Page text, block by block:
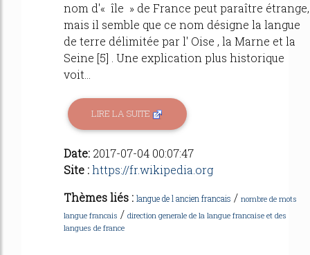
nom d'« île » de France peut paraître étrange,
mais il semble que ce nom désigne la langue
de terre délimitée par l' Oise , la Marne et la
Seine [5] . Une explication plus historique
voit...
LIRE LA SUITE
Date: 2017-07-04 00:07:47
Site :https://fr.wikipedia.org
Thèmes liés : langue de l ancien francais / nombre de mots
langue francais / direction generale de la langue francaise et des
langues de france